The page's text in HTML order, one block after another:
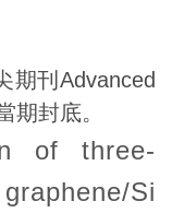
期刊Advanced
期封底。
of three-
Si